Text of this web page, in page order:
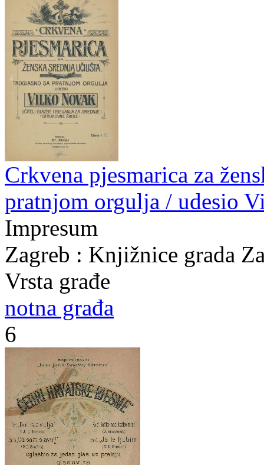
Crkvena pjesmarica za
pratnjom orgulja / udesio
Impresum
Zagreb : Knjižnice grada
Vrsta građe
notna građa
6